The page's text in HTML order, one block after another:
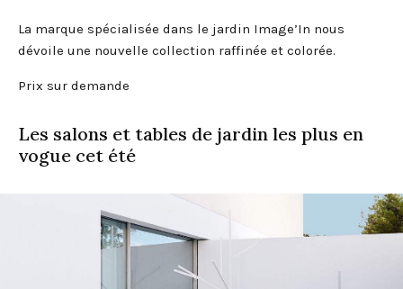
La marque spécialisée dans le jardin Image’In nous
dévoile une nouvelle collection raffinée et colorée.
Prix sur demande
Les salons et tables de jardin les plus en
vogue cet été